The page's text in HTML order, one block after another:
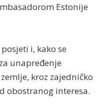
Estonije
i, kako se
unapređenje
kroz zajedničko
obostranog interesa.